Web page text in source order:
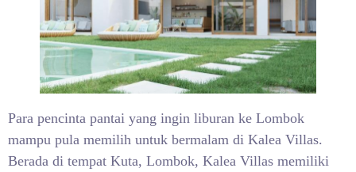
Para pencinta pantai yang ingin liburan ke Lombok
mampu pula memilih untuk bermalam di Kalea Villas.
Berada di tempat Kuta, Lombok, Kalea Villas memiliki